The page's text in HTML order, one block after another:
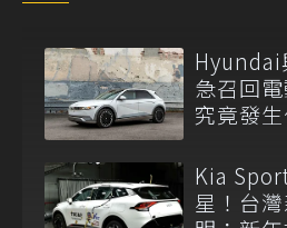
Hyundai
急召回
究竟發
Kia
星！台